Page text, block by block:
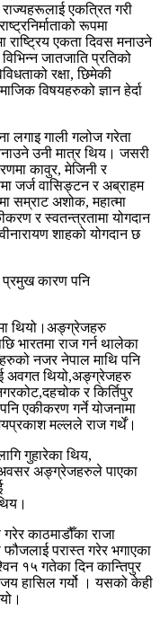
एकत्रित गरी
रूपमा
एकता दिवस मनाउने
विभिन्न जातजाति प्रतिको
रक्षा, छिमेकी
विषयहरुको ज्ञान हेर्दा
लगाइ गाली गलोज गरेता
उनी मात्र थिय। जसरी
कावुर, मेजिनी र
जर्ज वासिङ्टन र अब्राहम
सम्राट अशोक, महात्मा
र स्वतन्त्रतामा योगदान
शाहको योगदान छ
कारण पनि
थियो।अङ्ग्रेजहरु
भारतमा राज गर्न थालेका
नजर नेपाल माथि पनि
अवगत थियो,अङ्ग्रेजहरु
र किर्तिपुर
एकीकरण गर्ने योजनामा
मल्लले राज गर्थें।
गुहारेका थिय,
अवसर अङ्ग्रेजहरुले पाएका
काठमाडौँका राजा
परास्त गरेर भगाएका
१५ गतेका दिन कान्तिपुर
हासिल गर्यो । यसको केही